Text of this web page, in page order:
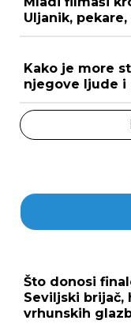
Uljanik,
Kako je more
njegove ljude i
Što donosi
Seviljski
vrhunskih